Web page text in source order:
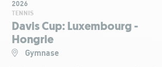
2026
TENNIS
Davis Cup: Luxembourg -
Hongrie
Gymnase